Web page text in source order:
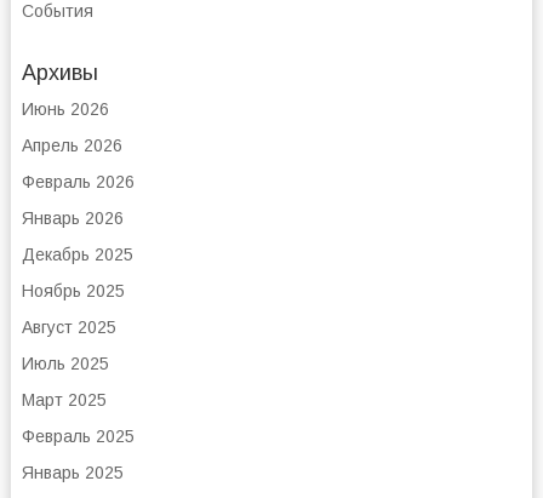
События
Архивы
Июнь 2026
Апрель 2026
Февраль 2026
Январь 2026
Декабрь 2025
Ноябрь 2025
Август 2025
Июль 2025
Март 2025
Февраль 2025
Январь 2025